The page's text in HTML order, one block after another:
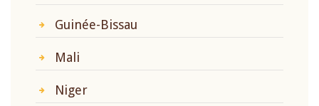
Guinée-Bissau
Mali
Niger